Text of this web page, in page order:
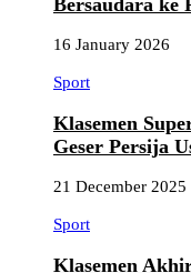
16 January 2026
Sport
Klasemen
Geser Persija
21 December 2025
Sport
Klasemen